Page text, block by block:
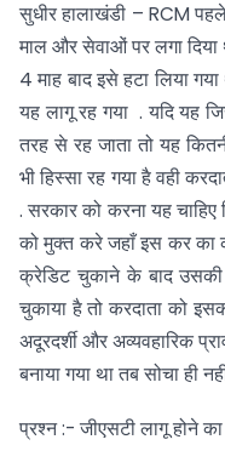
सुधीर हालाखंडी – RCM
माल और सेवाओं पर लगा
4 माह बाद इसे हटा लिया
यह लागू रह गया . यदि यह
तरह से रह जाता तो यह
भी हिस्सा रह गया है वही
. सरकार को करना यह
को मुक्त करे जहाँ इस कर का
क्रेडिट चुकाने के बाद
चुकाया है तो करदाता को
अदूरदर्शी और अव्यवहारिक
बनाया गया था तब सोचा ही
प्रश्न :- जीएसटी लागू होने